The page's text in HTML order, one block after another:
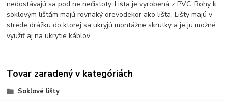
nedostávajú sa pod ne nečistoty. Lišta je vyrobená z PVC. Rohy k
soklovým lištám majú rovnaký drevodekor ako lišta. Lišty majú v
strede drážku do ktorej sa ukryjú montážne skrutky a je ju možné
využiť aj na ukrytie káblov.
Tovar zaradený v kategóriách
Soklové lišty